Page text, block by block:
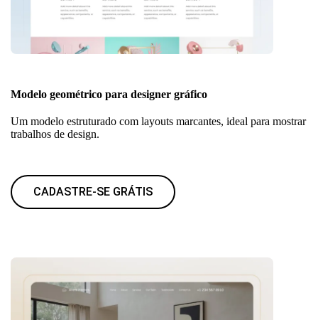
Modelo geométrico para designer gráfico
Um modelo estruturado com layouts marcantes, ideal para mostrar
trabalhos de design.
CADASTRE-SE GRÁTIS